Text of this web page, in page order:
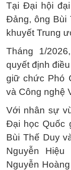
Tại Đại hội
Đảng, ông Bùi
khuyết Trung
Tháng 1/
quyết định
giữ chức Phó
và Công nghệ
Với nhân sự
Đại học Quốc
Bùi Thế Duy
Nguyễn
Nguyễn